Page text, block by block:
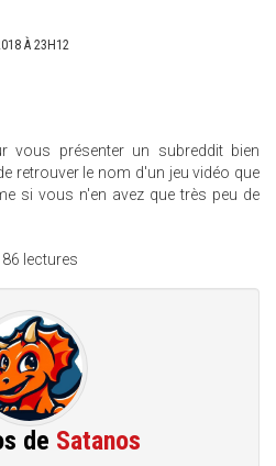
À 23H12
vous présenter un subreddit bien
retrouver le nom d'un jeu vidéo que
si vous n'en avez que très peu de
lectures
de Satanos